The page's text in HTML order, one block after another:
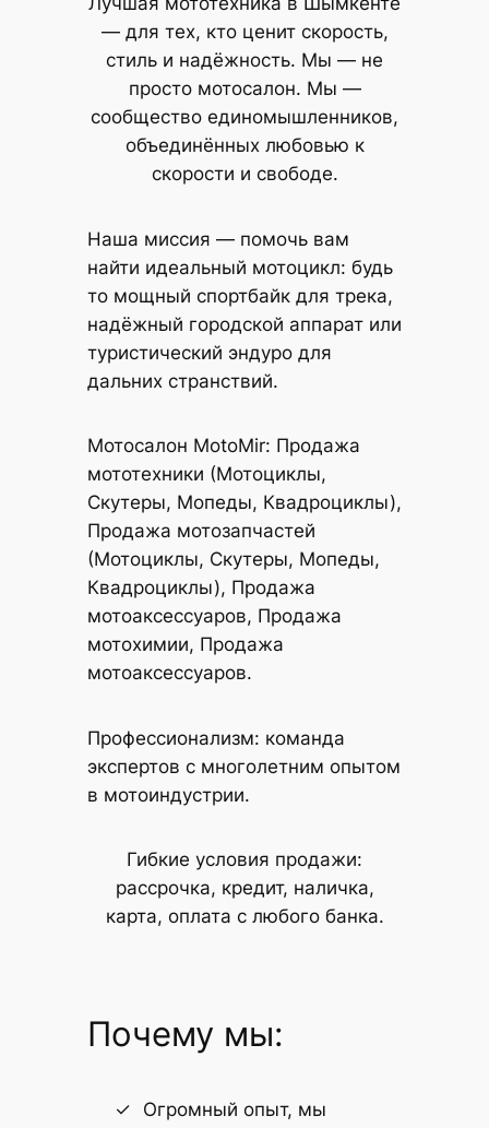
— для тех, кто ценит скорость,
стиль и надёжность. Мы — не
просто мотосалон. Мы —
сообщество единомышленников,
объединённых любовью к
скорости и свободе.
Наша миссия — помочь вам
найти идеальный мотоцикл: будь
то мощный спортбайк для трека,
надёжный городской аппарат или
туристический эндуро для
дальних странствий.
Мотосалон MotoMir: Продажа
мототехники (Мотоциклы,
Скутеры, Мопеды, Квадроциклы),
Продажа мотозапчастей
(Мотоциклы, Скутеры, Мопеды,
Квадроциклы), Продажа
мотоаксессуаров, Продажа
мотохимии, Продажа
мотоаксессуаров.
Профессионализм: команда
экспертов с многолетним опытом
в мотоиндустрии.
Гибкие условия продажи:
рассрочка, кредит, наличка,
карта, оплата с любого банка.
Почему мы:
Огромный опыт, мы